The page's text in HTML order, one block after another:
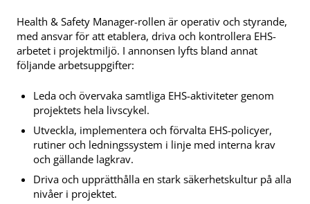
Health & Safety Manager-rollen är operativ och styrande,
med ansvar för att etablera, driva och kontrollera EHS-
arbetet i projektmiljö. I annonsen lyfts bland annat
följande arbetsuppgifter:
Leda och övervaka samtliga EHS-aktiviteter genom
projektets hela livscykel.
Utveckla, implementera och förvalta EHS-policyer,
rutiner och ledningssystem i linje med interna krav
och gällande lagkrav.
Driva och upprätthålla en stark säkerhetskultur på alla
nivåer i projektet.